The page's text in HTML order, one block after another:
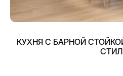
КУХНЯ С БАРНОЙ